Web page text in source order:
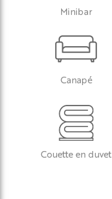
Minibar
Canapé
Couette en duvet